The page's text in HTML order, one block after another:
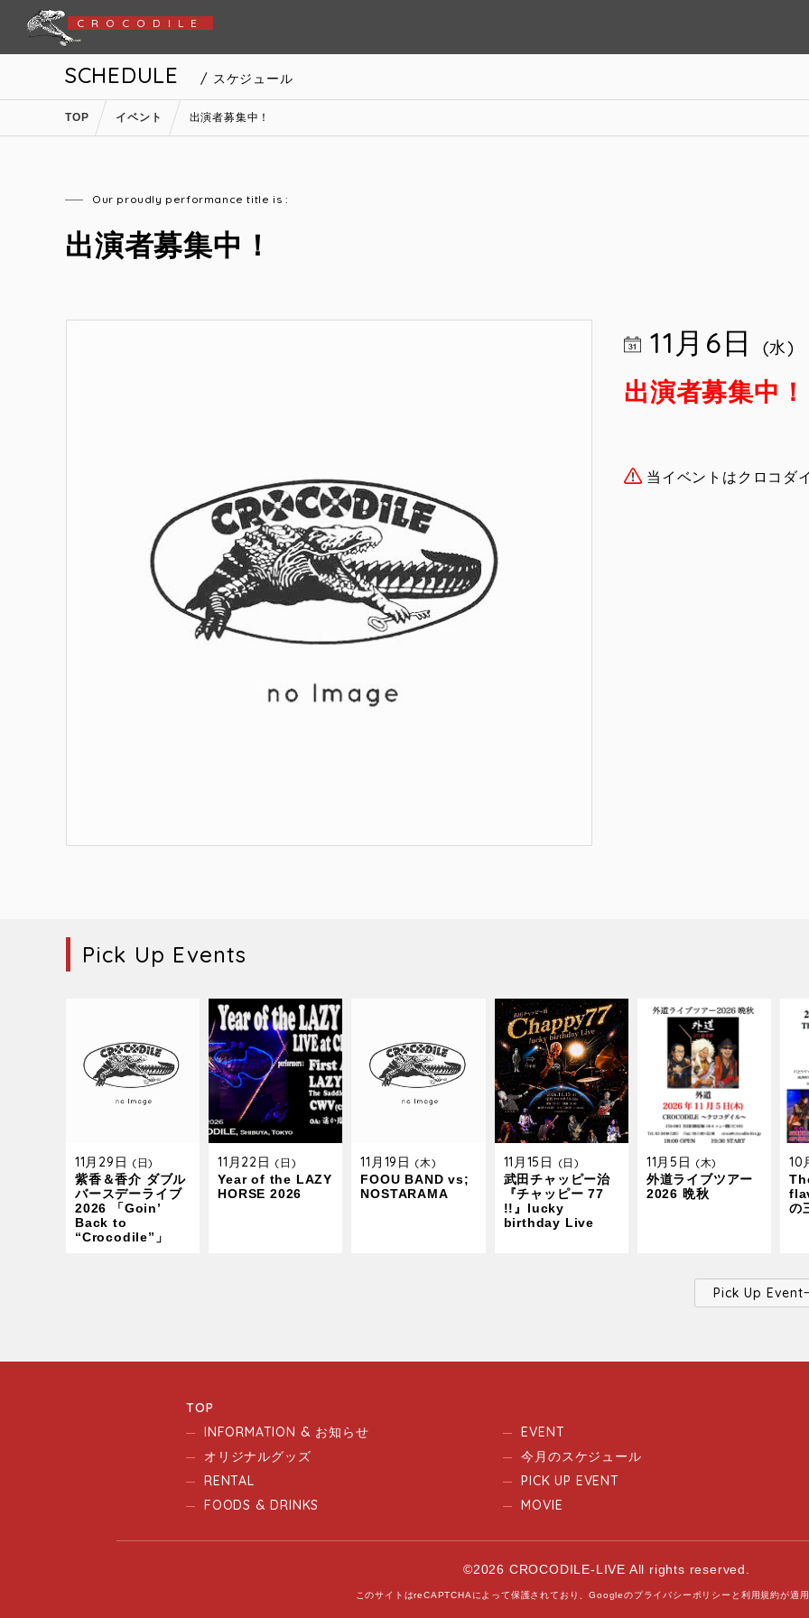
CROCODILE
SCHEDULE / スケジュール
TOP イベント 出演者募集中！
Our proudly performance title is :
出演者募集中！
11月6日 (水)
出演者募集中！
当イベントはクロコダ
Pick Up Events
11月29日 (日)
紫香＆香介 ダブル
バースデーライブ
2026 「Goin’
Back to
“Crocodile”」
11月22日 (日)
Year of the LAZY
HORSE 2026
11月19日 (木)
FOOU BAND vs;
NOSTARAMA
11月15日 (日)
武田チャッピー治
『チャッピー 77
!!』lucky
birthday Live
11月5日 (木)
外道ライブツアー
2026 晩秋
10
の
Pick Up Event
TOP
INFORMATION & お知らせ
オリジナルグッズ
RENTAL
FOODS & DRINKS
EVENT
今月のスケジュール
PICK UP EVENT
MOVIE
©2026 CROCODILE-LIVE All rights reserved.
このサイトはreCAPTCHAによって保護されており、Googleのプライバシーポリシー と 利用規約が適